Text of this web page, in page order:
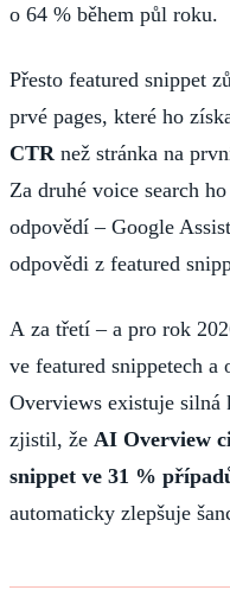
o 64 % během půl roku.
Přesto featured snippet
prvé pages, které ho
CTR než stránka na
Za druhé voice search
odpovědí – Google
odpovědi z featured
A za třetí – a pro rok
ve featured snippetech
Overviews existuje silná
zjistil, že AI Overview
snippet ve 31 %
automaticky zlepšuje